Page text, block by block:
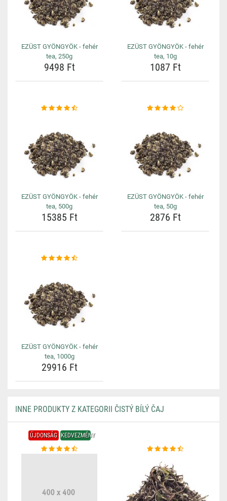
EZÜST GYÖNGYÖK - fehér
tea, 250g
9498 Ft
EZÜST GYÖNGYÖK - fehér
tea, 10g
1087 Ft
EZÜST GYÖNGYÖK - fehér
tea, 500g
15385 Ft
EZÜST GYÖNGYÖK - fehér
tea, 50g
2876 Ft
EZÜST GYÖNGYÖK - fehér
tea, 1000g
29916 Ft
INNE PRODUKTY Z KATEGORII ČISTÝ BÍLÝ ČAJ
ÚJDONSÁG KEDVEZMÉNY